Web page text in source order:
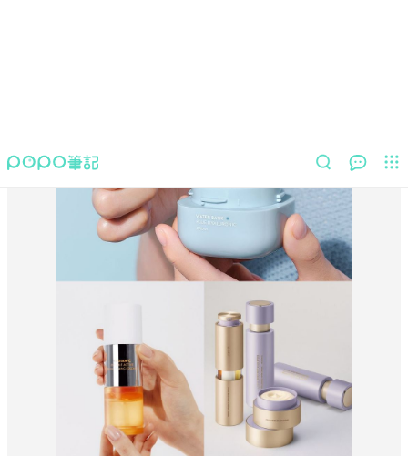
2023週年慶必買保養組合推薦！韓妞